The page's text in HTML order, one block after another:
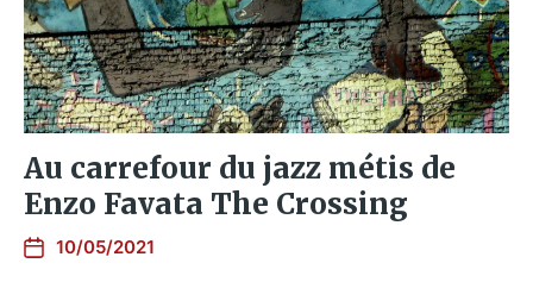
Au carrefour du jazz métis de
Enzo Favata The Crossing
10/05/2021